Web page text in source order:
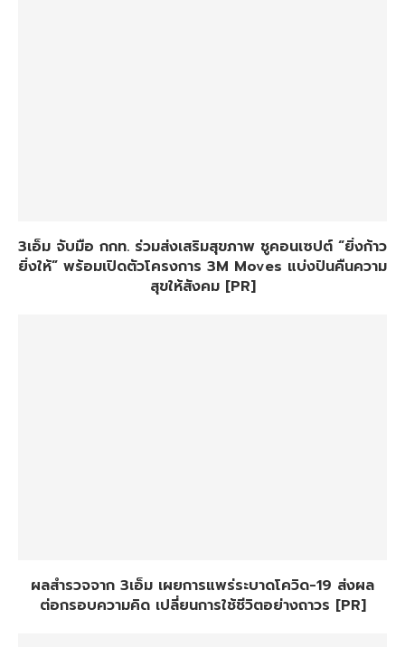
3เอ็ม จับมือ กกท. ร่วมส่งเสริมสุขภาพ ชูคอนเซปต์ “ยิ่งก้าว
ยิ่งให้” พร้อมเปิดตัวโครงการ 3M Moves แบ่งปันคืนความ
สุขให้สังคม [PR]
ผลสำรวจจาก 3เอ็ม เผยการแพร่ระบาดโควิด-19 ส่งผล
ต่อกรอบความคิด เปลี่ยนการใช้ชีวิตอย่างถาวร [PR]